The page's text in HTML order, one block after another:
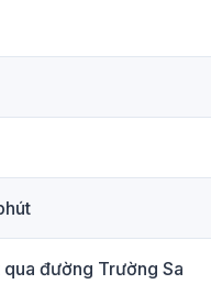
đường Trường Sa